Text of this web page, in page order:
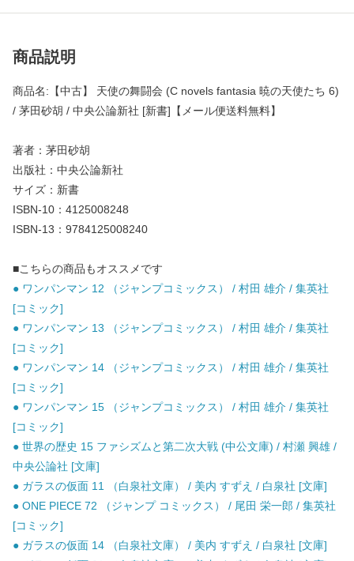
商品説明
商品名:【中古】 天使の舞闘会 (C novels fantasia 暁の天使たち 6)
/ 茅田砂胡 / 中央公論新社 [新書]【メール便送料無料】
著者：茅田砂胡
出版社：中央公論新社
サイズ：新書
ISBN-10：4125008248
ISBN-13：9784125008240
■こちらの商品もオススメです
● ワンパンマン 12 （ジャンプコミックス） / 村田 雄介 / 集英社
[コミック]
● ワンパンマン 13 （ジャンプコミックス） / 村田 雄介 / 集英社
[コミック]
● ワンパンマン 14 （ジャンプコミックス） / 村田 雄介 / 集英社
[コミック]
● ワンパンマン 15 （ジャンプコミックス） / 村田 雄介 / 集英社
[コミック]
● 世界の歴史 15 ファシズムと第二次大戦 (中公文庫) / 村瀬 興雄 /
中央公論社 [文庫]
● ガラスの仮面 11 （白泉社文庫） / 美内 すずえ / 白泉社 [文庫]
● ONE PIECE 72 （ジャンプ コミックス） / 尾田 栄一郎 / 集英社
[コミック]
● ガラスの仮面 14 （白泉社文庫） / 美内 すずえ / 白泉社 [文庫]